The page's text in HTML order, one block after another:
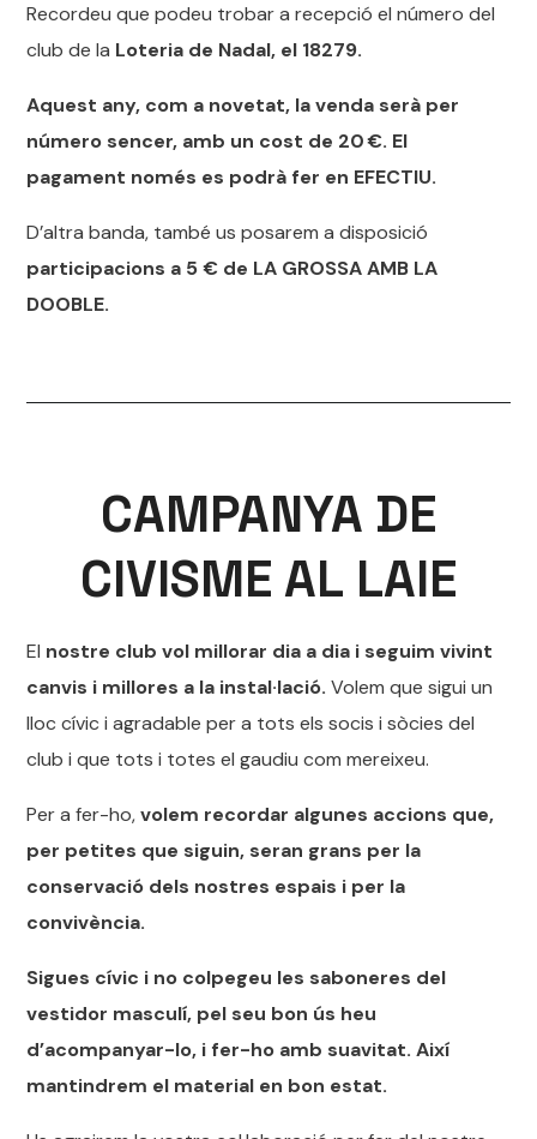
Recordeu que podeu trobar a recepció el número del
club de la Loteria de Nadal, el 18279.
Aquest any, com a novetat, la venda serà per
número sencer, amb un cost de 20 €. El
pagament només es podrà fer en EFECTIU.
D’altra banda, també us posarem a disposició
participacions a 5 € de LA GROSSA AMB LA
DOOBLE.
CAMPANYA DE
CIVISME AL LAIE
El nostre club vol millorar dia a dia i seguim vivint
canvis i millores a la instal·lació. Volem que sigui un
lloc cívic i agradable per a tots els socis i sòcies del
club i que tots i totes el gaudiu com mereixeu.
Per a fer-ho,volem recordar algunes accions que,
per petites que siguin, seran grans per la
conservació dels nostres espais i per la
convivència.
Sigues cívic i no colpegeu les saboneres del
vestidor masculí, pel seu bon ús heu
d’acompanyar-lo, i fer-ho amb suavitat. Així
mantindrem el material en bon estat.